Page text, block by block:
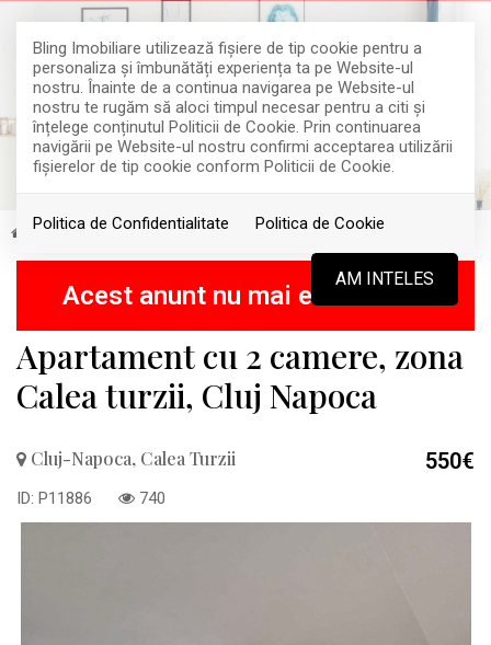
Bling Imobiliare utilizează fişiere de tip cookie pentru a
personaliza și îmbunătăți experiența ta pe Website-ul
nostru. Înainte de a continua navigarea pe Website-ul
nostru te rugăm să aloci timpul necesar pentru a citi și
înțelege conținutul Politicii de Cookie. Prin continuarea
navigării pe Website-ul nostru confirmi acceptarea utilizării
fişierelor de tip cookie conform Politicii de Cookie.
Politica de Confidentialitate Politica de Cookie
AM INTELES
Inchiriere Apartamente Cluj-Napoca Calea Turzii
Acest anunt nu mai este activ !
Apartament cu 2 camere, zona
Calea turzii, Cluj Napoca
Cluj-Napoca, Calea Turzii 550€
ID: P11886 740